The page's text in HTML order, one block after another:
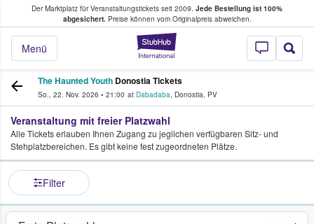
Der Marktplatz für Veranstaltungstickets seit 2009. Jede Bestellung ist 100%
abgesichert.Preise können vom Originalpreis abweichen.
StubHub - Wo
Menü
Tickets kaufen & verkaufen
The Haunted Youth Donostia Tickets
So., 22. Nov. 2026 • 21:00 at Dabadaba, Donostia, PV
Veranstaltung mit freier Platzwahl
Alle Tickets erlauben Ihnen Zugang zu jeglichen verfügbaren Sitz- und
Stehplatzbereichen. Es gibt keine fest zugeordneten Plätze.
Filter